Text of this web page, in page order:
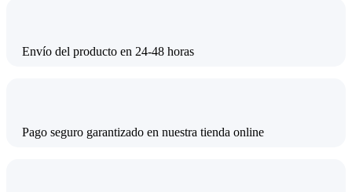
Envío del producto en 24-48 horas
Pago seguro garantizado en nuestra tienda online